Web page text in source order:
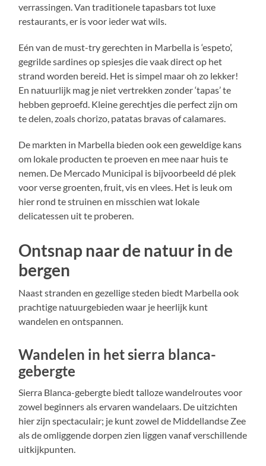
verrassingen. Van traditionele tapasbars tot luxe
restaurants, er is voor ieder wat wils.
Eén van de must-try gerechten in Marbella is ‘espeto’,
gegrilde sardines op spiesjes die vaak direct op het
strand worden bereid. Het is simpel maar oh zo lekker!
En natuurlijk mag je niet vertrekken zonder ‘tapas’ te
hebben geproefd. Kleine gerechtjes die perfect zijn om
te delen, zoals chorizo, patatas bravas of calamares.
De markten in Marbella bieden ook een geweldige kans
om lokale producten te proeven en mee naar huis te
nemen. De Mercado Municipal is bijvoorbeeld dé plek
voor verse groenten, fruit, vis en vlees. Het is leuk om
hier rond te struinen en misschien wat lokale
delicatessen uit te proberen.
Ontsnap naar de natuur in de
bergen
Naast stranden en gezellige steden biedt Marbella ook
prachtige natuurgebieden waar je heerlijk kunt
wandelen en ontspannen.
Wandelen in het sierra blanca-
gebergte
Sierra Blanca-gebergte biedt talloze wandelroutes voor
zowel beginners als ervaren wandelaars. De uitzichten
hier zijn spectaculair; je kunt zowel de Middellandse Zee
als de omliggende dorpen zien liggen vanaf verschillende
uitkijkpunten.